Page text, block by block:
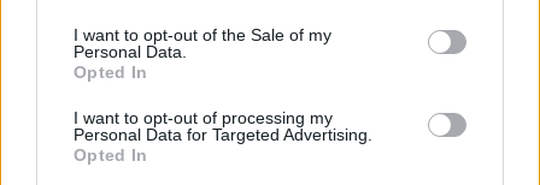
I want to opt-out of the Sale of my
Personal Data.
Opted In
I want to opt-out of processing my
Personal Data for Targeted Advertising.
Opted In
Burrata mit Tomaten